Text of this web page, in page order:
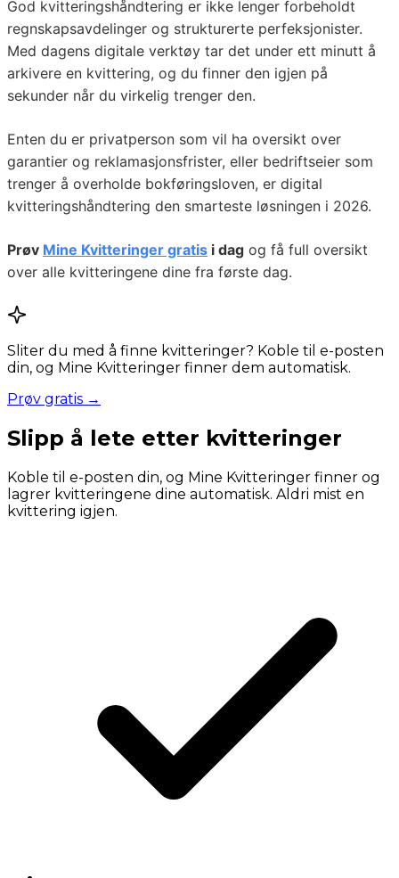
God kvitteringshåndtering er ikke lenger forbeholdt
regnskapsavdelinger og strukturerte perfeksjonister.
Med dagens digitale verktøy tar det under ett minutt å
arkivere en kvittering, og du finner den igjen på
sekunder når du virkelig trenger den.
Enten du er privatperson som vil ha oversikt over
garantier og reklamasjonsfrister, eller bedriftseier som
trenger å overholde bokføringsloven, er digital
kvitteringshåndtering den smarteste løsningen i 2026.
Prøv Mine Kvitteringer gratis i dag og få full oversikt
over alle kvitteringene dine fra første dag.
Sliter du med å finne kvitteringer? Koble til e-posten
din, og Mine Kvitteringer finner dem automatisk.
Prøv gratis →
Slipp å lete etter kvitteringer
Koble til e-posten din, og Mine Kvitteringer finner og
lagrer kvitteringene dine automatisk. Aldri mist en
kvittering igjen.